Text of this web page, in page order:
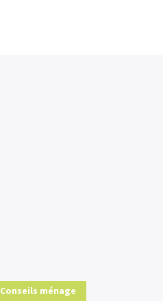
Conseils ménage
En